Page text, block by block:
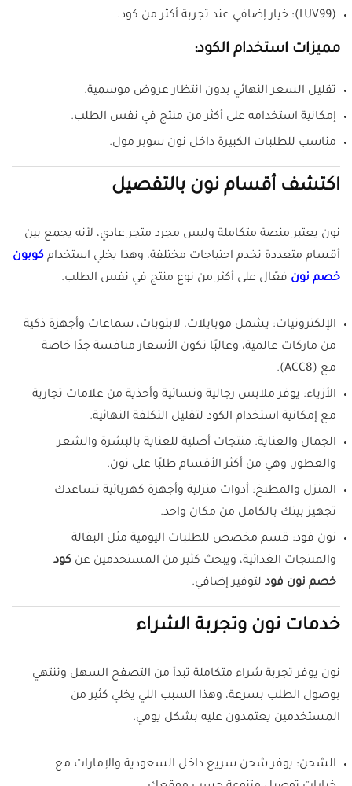
(LUV99): خيار إضافي عند تجربة أكثر من كود.
مميزات استخدام الكود:
تقليل السعر النهائي بدون انتظار عروض موسمية.
إمكانية استخدامه على أكثر من منتج في نفس الطلب.
مناسب للطلبات الكبيرة داخل نون سوبر مول.
اكتشف أقسام نون بالتفصيل
نون يعتبر منصة متكاملة وليس مجرد متجر عادي، لأنه يجمع بين
أقسام متعددة تخدم احتياجات مختلفة، وهذا يخلي استخدام كوبون
خصم نون فعّال على أكثر من نوع منتج في نفس الطلب.
الإلكترونيات: يشمل موبايلات، لابتوبات، سماعات وأجهزة ذكية
من ماركات عالمية، وغالبًا تكون الأسعار منافسة جدًا خاصة
مع (ACC8).
الأزياء: يوفر ملابس رجالية ونسائية وأحذية من علامات تجارية
مع إمكانية استخدام الكود لتقليل التكلفة النهائية.
الجمال والعناية: منتجات أصلية للعناية بالبشرة والشعر
والعطور، وهي من أكثر الأقسام طلبًا على نون.
المنزل والمطبخ: أدوات منزلية وأجهزة كهربائية تساعدك
تجهيز بيتك بالكامل من مكان واحد.
نون فود: قسم مخصص للطلبات اليومية مثل البقالة
والمنتجات الغذائية، ويبحث كثير من المستخدمين عن كود
خصم نون فود لتوفير إضافي.
خدمات نون وتجربة الشراء
نون يوفر تجربة شراء متكاملة تبدأ من التصفح السهل وتنتهي
بوصول الطلب بسرعة، وهذا السبب اللي يخلي كثير من
المستخدمين يعتمدون عليه بشكل يومي.
الشحن: يوفر شحن سريع داخل السعودية والإمارات مع